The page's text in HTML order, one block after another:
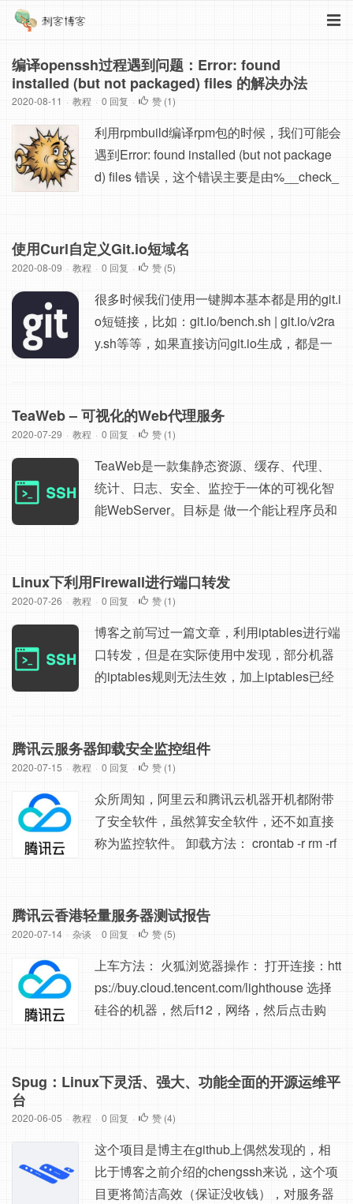
编译openssh过程遇到问题：Error: found
installed (but not packaged) files 的解决办法
2020-08-11 · 教程 · 0 回复 · 赞 (1)
利用rpmbuild编译rpm包的时候，我们可能会
遇到Error: found installed (but not package
d) files 错误，这个错误主要是由%__check_
ut not packaged) files： /usr/libexec/openss
h/ssh-sk-helper /usr/share/man/man8/ssh-sk
使用Curl自定义Git.io短域名
2020-08-09 · 教程 · 0 回复 · 赞 (5)
很多时候我们使用一键脚本基本都是用的git.i
o短链接，比如：git.io/bench.sh | git.io/v2ra
y.sh等等，如果直接访问git.io生成，都是一
以下代码： curl -i https://git.io -F "url=https://
github.com/4kercc/all-script/raw/master/swa
TeaWeb – 可视化的Web代理服务
2020-07-29 · 教程 · 0 回复 · 赞 (1)
TeaWeb是一款集静态资源、缓存、代理、
统计、日志、安全、监控于一体的可视化智
能WebServer。目标是 做一个能让程序员和
理原理： |--------------| |----------------------------|
Client <-> | TeaWeb:7777 | <-> ...
Linux下利用Firewall进行端口转发
2020-07-26 · 教程 · 0 回复 · 赞 (1)
博客之前写过一篇文章，利用iptables进行端
口转发，但是在实际使用中发现，部分机器
的iptables规则无法生效，加上iptables已经
先停止，然后设置开机禁用： [root@localho
st ~]#servcie iptables stop --临时关闭防火墙
腾讯云服务器卸载安全监控组件
2020-07-15 · 教程 · 0 回复 · 赞 (1)
众所周知，阿里云和腾讯云机器开机都附带
了安全软件，虽然算安全软件，还不如直接
称为监控软件。 卸载方法： crontab -r rm -rf
cloud/目录下程序，一劳永逸，直接把cronta
b清空，/usr/local/qcloud/目录删掉。 » 本文
腾讯云香港轻量服务器测试报告
2020-07-14 · 杂谈 · 0 回复 · 赞 (5)
上车方法： 火狐浏览器操作： 打开连接：htt
ps://buy.cloud.tencent.com/lighthouse 选择
硅谷的机器，然后f12，网络，然后点击购
改regionId，3A后面就是就是regionId，自行
erer里面的regionId也改一下，然后发送，
然...
Spug：Linux下灵活、强大、功能全面的开源运维平
台
2020-06-05 · 教程 · 0 回复 · 赞 (4)
这个项目是博主在github上偶然发现的，相
比于博客之前介绍的chengssh来说，这个项
目更将简洁高效（保证没收钱），对服务器